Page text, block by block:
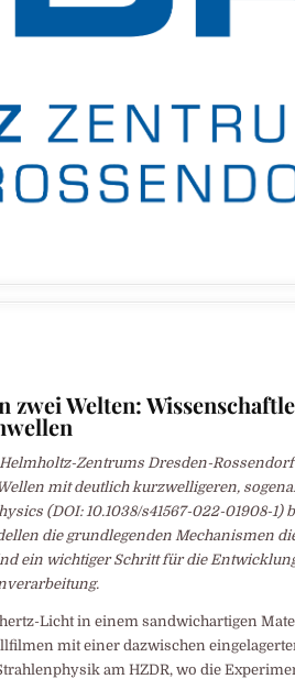
Welten:
Zentrums Dresden-Rossendorf
mit deutlich kurzwelligeren,
(DOI: 10.1038/s41567-022-01908-1)
die grundlegenden Mechanismen
ein wichtiger Schritt für die
Licht in einem sandwichartigen
mit einer dazwischen
am HZDR, wo die